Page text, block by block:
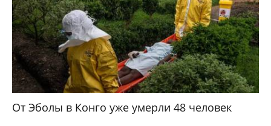
От Эболы в Конго уже умерли 48 человек